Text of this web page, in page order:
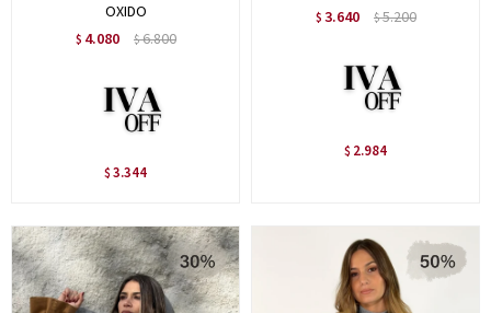
OXIDO
$ 4.080 $6.800
$ 3.344
$ 3.640 $5.200
$ 2.984